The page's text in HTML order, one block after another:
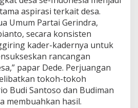
aspirasi terkait desa.
Umum Partai Gerindra,
secara konsisten
kader-kadernya untuk
rancangan
papar Dede. Perjuangan
tokoh-tokoh
Budi Santoso dan Budiman
membuahkan hasil.